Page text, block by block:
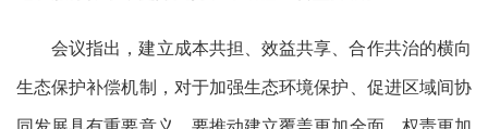
会议指出，建立成本共担、效益共享、合作共治的横向
生态保护补偿机制，对于加强生态环境保护、促进区域间协